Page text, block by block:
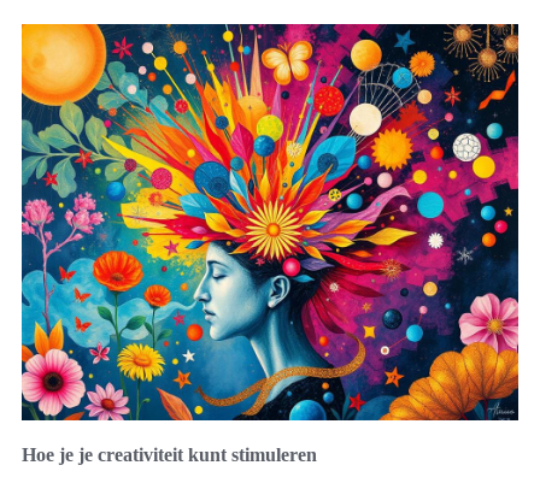
Hoe je je creativiteit kunt stimuleren